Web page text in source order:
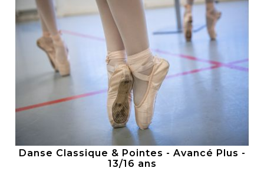
Danse Classique & Pointes - Avancé Plus -
13/16 ans